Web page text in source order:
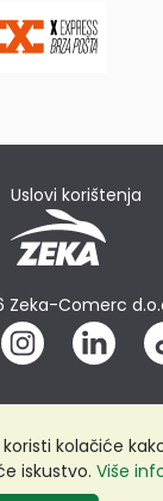
Uslovi korištenja
Zeka-Comerc
kolačiće
iskustvo. Više